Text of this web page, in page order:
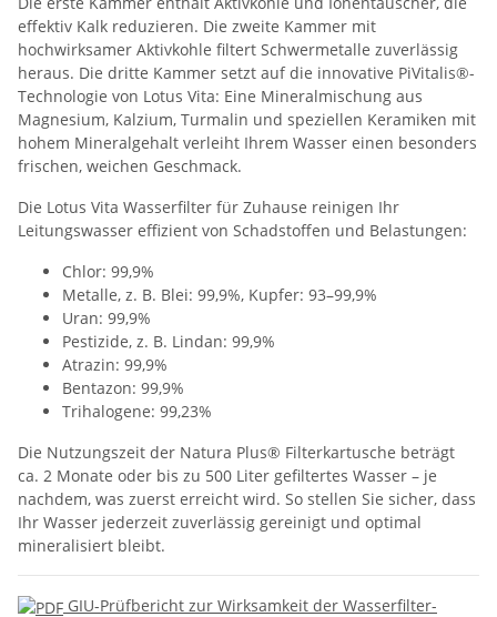
effektiv Kalk reduzieren. Die zweite Kammer mit
hochwirksamer Aktivkohle filtert Schwermetalle zuverlässig
heraus. Die dritte Kammer setzt auf die innovative PiVitalis®-
Technologie von Lotus Vita: Eine Mineralmischung aus
Magnesium, Kalzium, Turmalin und speziellen Keramiken mit
hohem Mineralgehalt verleiht Ihrem Wasser einen besonders
frischen, weichen Geschmack.
Die Lotus Vita Wasserfilter für Zuhause reinigen Ihr
Leitungswasser effizient von Schadstoffen und Belastungen:
Chlor: 99,9%
Metalle, z. B. Blei: 99,9%, Kupfer: 93–99,9%
Uran: 99,9%
Pestizide, z. B. Lindan: 99,9%
Atrazin: 99,9%
Bentazon: 99,9%
Trihalogene: 99,23%
Die Nutzungszeit der Natura Plus® Filterkartusche beträgt
ca. 2 Monate oder bis zu 500 Liter gefiltertes Wasser – je
nachdem, was zuerst erreicht wird. So stellen Sie sicher, dass
Ihr Wasser jederzeit zuverlässig gereinigt und optimal
mineralisiert bleibt.
GIU-Prüfbericht zur Wirksamkeit der Wasserfilter-